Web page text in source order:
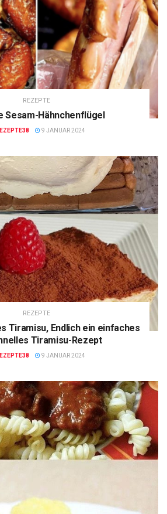
REZEPTE
Sesam-Hähnchenflügel
9 JANUAR 2024
REZEPTE
Tiramisu, Endlich ein einfaches
Tiramisu-Rezept
9 JANUAR 2024